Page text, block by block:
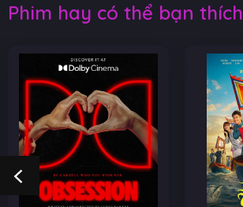
Phim hay có thể bạn thích